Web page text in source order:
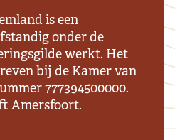
is een
onder de
werkt. Het
bij de Kamer van
777394500000.
Amersfoort.